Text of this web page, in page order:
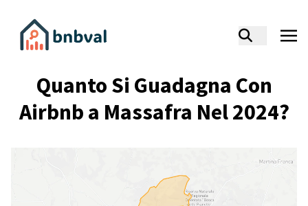
Quanto Si Guadagna Con
Airbnb a Massafra Nel 2024?